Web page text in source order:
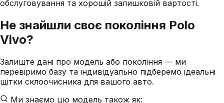
обслуговування та хорошій залишковій вартості.
Не знайшли своє покоління Polo
Vivo?
Залиште дані про модель або покоління — ми
перевіримо базу та індивідуально підберемо ідеальні
щітки склоочисника для вашого авто.
Ми знаємо цю модель також як: